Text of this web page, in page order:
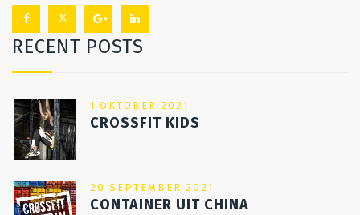
RECENT POSTS
1 OKTOBER 2021
CROSSFIT KIDS
20 SEPTEMBER 2021
CONTAINER UIT CHINA